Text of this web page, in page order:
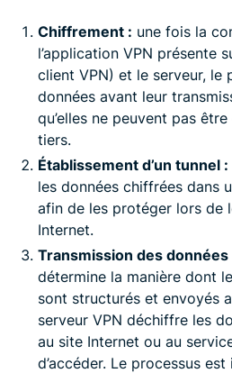
Chiffrement : une fois la
l’application VPN présente
client VPN) et le serveur,
données avant leur
qu’elles ne peuvent pas
tiers.
Établissement d’un tunnel :
les données chiffrées dans
afin de les protéger lors de
Internet.
Transmission des données
détermine la manière dont
sont structurés et envoyés
serveur VPN déchiffre les
au site Internet ou au
d’accéder. Le processus